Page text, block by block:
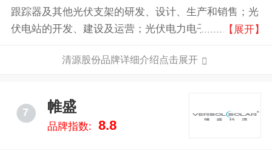
跟踪器及其他光伏支架的研发、设计、生产和销售；光
伏电站的开发、建设及运营；光伏电力电子产品的研
地面光伏支架和屋顶光伏支架产品；光伏电站开发及建
伏电站转让和光伏电站发电；光伏电力电子主要产品包
括：光伏并网逆变器、光伏汇流箱等。 公司分别
于2013年及2014年获得了PVP365评选的光伏支架企业
【展开】
清源股份品牌详细介绍点击展开
7 帷盛
品牌指数: 8.8